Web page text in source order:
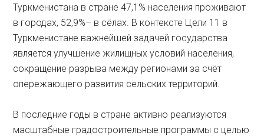
Туркменистана в стране 47,1% населения проживают
в городах, 52,9%– в сёлах. В контексте Цели 11 в
Туркменистане важнейшей задачей государства
является улучшение жилищных условий населения,
сокращение разрыва между регионами за счёт
опережающего развития сельских территорий.
В последние годы в стране активно реализуются
масштабные градостроительные программы с целью